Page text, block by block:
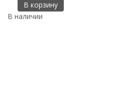
В корзину
В наличии